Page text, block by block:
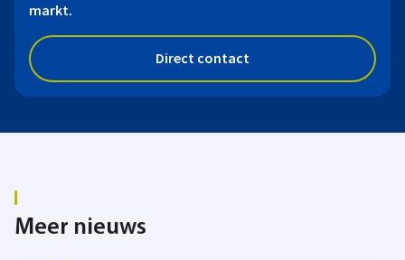
markt.
Direct contact
Meer nieuws